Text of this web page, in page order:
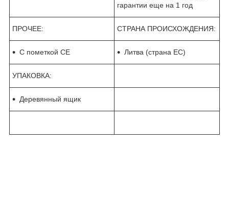
гарантии еще на 1 год
ПРОЧЕЕ: СТРАНА ПРОИСХОЖДЕНИЯ:
С пометкой CE Литва (страна ЕС)
УПАКОВКА:
Деревянный ящик